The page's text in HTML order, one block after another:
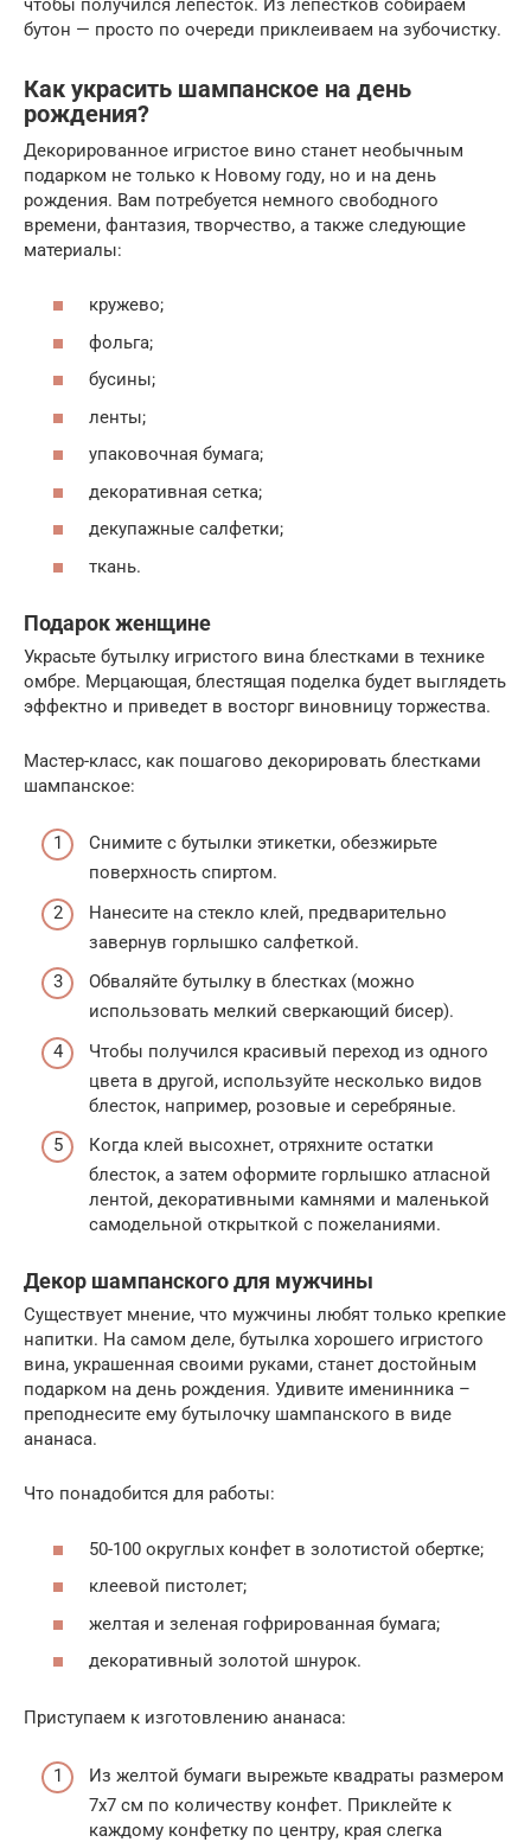
чтобы получился лепесток. Из лепестков собираем
бутон — просто по очереди приклеиваем на зубочистку.
Как украсить шампанское на день
рождения?
Декорированное игристое вино станет необычным
подарком не только к Новому году, но и на день
рождения. Вам потребуется немного свободного
времени, фантазия, творчество, а также следующие
материалы:
кружево;
фольга;
бусины;
ленты;
упаковочная бумага;
декоративная сетка;
декупажные салфетки;
ткань.
Подарок женщине
Украсьте бутылку игристого вина блестками в технике
омбре. Мерцающая, блестящая поделка будет выглядеть
эффектно и приведет в восторг виновницу торжества.
Мастер-класс, как пошагово декорировать блестками
шампанское:
Снимите с бутылки этикетки, обезжирьте
поверхность спиртом.
Нанесите на стекло клей, предварительно
завернув горлышко салфеткой.
Обваляйте бутылку в блестках (можно
использовать мелкий сверкающий бисер).
Чтобы получился красивый переход из одного
цвета в другой, используйте несколько видов
блесток, например, розовые и серебряные.
Когда клей высохнет, отряхните остатки
блесток, а затем оформите горлышко атласной
лентой, декоративными камнями и маленькой
самодельной открыткой с пожеланиями.
Декор шампанского для мужчины
Существует мнение, что мужчины любят только крепкие
напитки. На самом деле, бутылка хорошего игристого
вина, украшенная своими руками, станет достойным
подарком на день рождения. Удивите именинника –
преподнесите ему бутылочку шампанского в виде
ананаса.
Что понадобится для работы:
50-100 округлых конфет в золотистой обертке;
клеевой пистолет;
желтая и зеленая гофрированная бумага;
декоративный золотой шнурок.
Приступаем к изготовлению ананаса:
Из желтой бумаги вырежьте квадраты размером
7х7 см по количеству конфет. Приклейте к
каждому конфетку по центру, края слегка